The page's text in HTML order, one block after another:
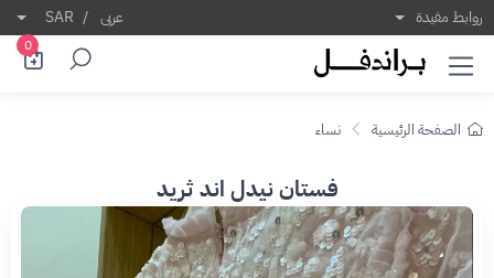
روابط مفيدة عربى /
SAR
0
الصفحة الرئيسية نساء
فستان نيدل اند ثريد